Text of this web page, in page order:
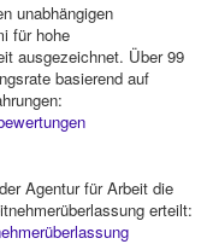
unabhängigen
für hohe
ausgezeichnet. Über 99
basierend auf
Agentur für Arbeit die
erteilt: